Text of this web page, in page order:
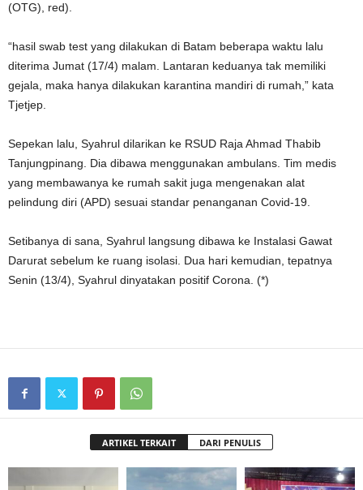
(OTG), red).
“hasil swab test yang dilakukan di Batam beberapa waktu lalu
diterima Jumat (17/4) malam. Lantaran keduanya tak memiliki
gejala, maka hanya dilakukan karantina mandiri di rumah,” kata
Tjetjep.
Sepekan lalu, Syahrul dilarikan ke RSUD Raja Ahmad Thabib
Tanjungpinang. Dia dibawa menggunakan ambulans. Tim medis
yang membawanya ke rumah sakit juga mengenakan alat
pelindung diri (APD) sesuai standar penanganan Covid-19.
Setibanya di sana, Syahrul langsung dibawa ke Instalasi Gawat
Darurat sebelum ke ruang isolasi. Dua hari kemudian, tepatnya
Senin (13/4), Syahrul dinyatakan positif Corona. (*)
ARTIKEL TERKAIT DARI PENULIS